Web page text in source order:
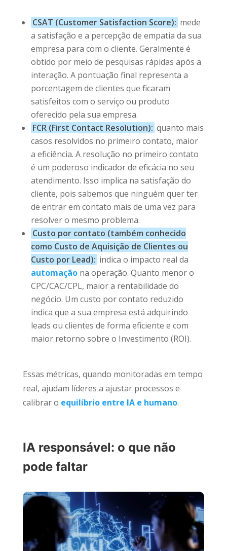
CSAT (Customer Satisfaction Score): mede
a satisfação e a percepção de empatia da sua
empresa para com o cliente. Geralmente é
obtido por meio de pesquisas rápidas após a
interação. A pontuação final representa a
porcentagem de clientes que ficaram
satisfeitos com o serviço ou produto
oferecido pela sua empresa.
FCR (First Contact Resolution): quanto mais
casos resolvidos no primeiro contato, maior
a eficiência. A resolução no primeiro contato
é um poderoso indicador de eficácia no seu
atendimento. Isso implica na satisfação do
cliente, pois sabemos que ninguém quer ter
de entrar em contato mais de uma vez para
resolver o mesmo problema.
Custo por contato (também conhecido
como Custo de Aquisição de Clientes ou
Custo por Lead): indica o impacto real da
automaçãona operação. Quanto menor o
CPC/CAC/CPL, maior a rentabilidade do
negócio. Um custo por contato reduzido
indica que a sua empresa está adquirindo
leads ou clientes de forma eficiente e com
maior retorno sobre o Investimento (ROI).
Essas métricas, quando monitoradas em tempo
real, ajudam líderes a ajustar processos e
calibrar o equilíbrio entre IA e humano.
IA responsável: o que não
pode faltar